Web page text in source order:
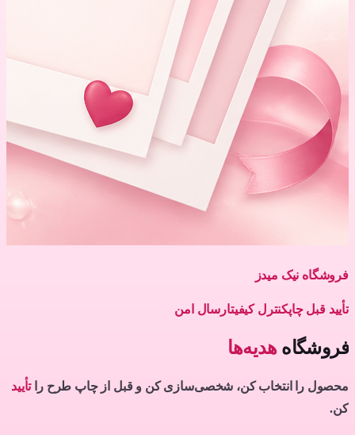
فروشگاه نیک میدز
تأیید قبل چاپکنترل کیفیتارسال امن
فروشگاههدیه‌ها
محصول را انتخاب کن، شخصی‌سازی کن و قبل از چاپ طرح راتأیید
کن.